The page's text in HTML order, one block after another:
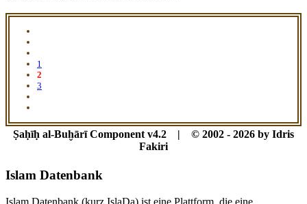
1
2
3
Ṣaḥīḥ al-Buḫārī Component v4.2 | © 2002 - 2026 by Idris
Fakiri
Islam Datenbank
Islam Datenbank (kurz IslaDa) ist eine Plattform, die eine